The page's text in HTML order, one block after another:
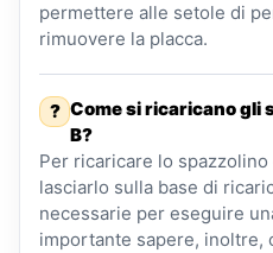
permettere alle setole di
rimuovere la placca.
? Come si ricaricano gli
B?
Per ricaricare lo
lasciarlo sulla base di
necessarie per eseguire
importante sapere, inoltre,